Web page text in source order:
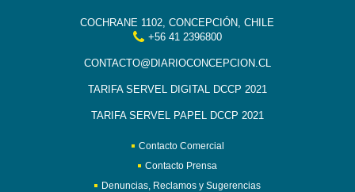
COCHRANE 1102, CONCEPCIÓN, CHILE
+56 41 2396800
CONTACTO@DIARIOCONCEPCION.CL
TARIFA SERVEL DIGITAL DCCP 2021
TARIFA SERVEL PAPEL DCCP 2021
Contacto Comercial
Contacto Prensa
Denuncias, Reclamos y Sugerencias